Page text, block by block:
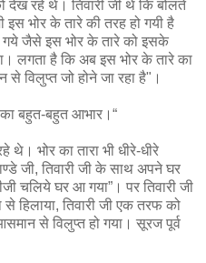
देख रहे थे। तिवारी जी थे कि बोलते
इस भोर के तारे की तरह हो गयी है
जैसे इस भोर के तारे को इसके
लगता है कि अब इस भोर के तारे का
विलुप्त जो होने जा रहा है"।
बहुत-बहुत आभार।“
भोर का तारा भी धीरे-धीरे
जी, तिवारी जी के साथ अपने घर
चलिये घर आ गया”। पर तिवारी जी
हिलाया, तिवारी जी एक तरफ को
से विलुप्त हो गया। सूरज पूर्व